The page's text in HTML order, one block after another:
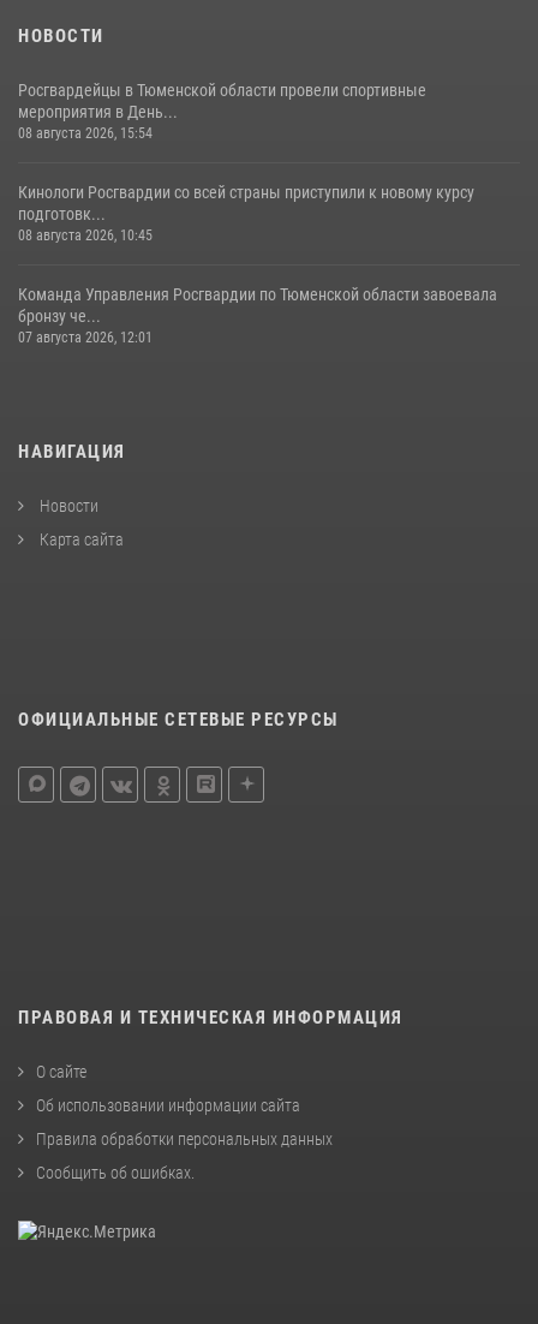
НОВОСТИ
Росгвардейцы в Тюменской области провели спортивные
мероприятия в День...
08 августа 2026, 15:54
Кинологи Росгвардии со всей страны приступили к новому курсу
подготовк...
08 августа 2026, 10:45
Команда Управления Росгвардии по Тюменской области завоевала
бронзу че...
07 августа 2026, 12:01
НАВИГАЦИЯ
Новости
Карта сайта
ОФИЦИАЛЬНЫЕ СЕТЕВЫЕ РЕСУРСЫ
ПРАВОВАЯ И ТЕХНИЧЕСКАЯ ИНФОРМАЦИЯ
О сайте
Об использовании информации сайта
Правила обработки персональных данных
Сообщить об ошибках